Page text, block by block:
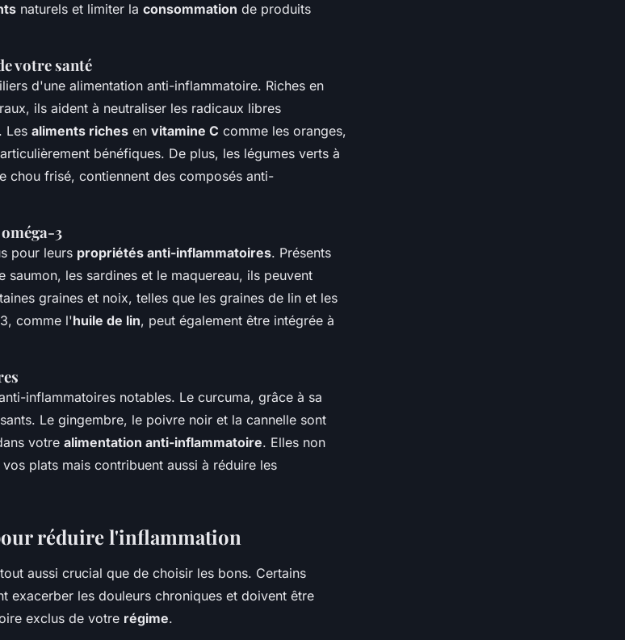
naturels et limiter la consommation de produits
votre santé
d'une alimentation anti-inflammatoire. Riches en
ils aident à neutraliser les radicaux libres
Les aliments riches en vitamine C comme les oranges,
bénéfiques. De plus, les légumes verts à
chou frisé, contiennent des composés anti-
3
pour leurs propriétés anti-inflammatoires. Présents
saumon, les sardines et le maquereau, ils peuvent
graines et noix, telles que les graines de lin et les
comme l'huile de lin, peut également être intégrée à
inflammatoires notables. Le curcuma, grâce à sa
Le gingembre, le poivre noir et la cannelle sont
votre alimentation anti-inflammatoire. Elles non
plats mais contribuent aussi à réduire les
réduire l'inflammation
aussi crucial que de choisir les bons. Certains
exacerber les douleurs chroniques et doivent être
exclus de votre régime.